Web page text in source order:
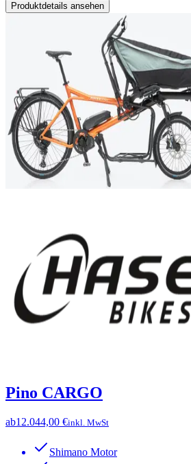
Produktdetails ansehen
Pino CARGO
ab12.044,00 €inkl. MwSt
Shimano Motor